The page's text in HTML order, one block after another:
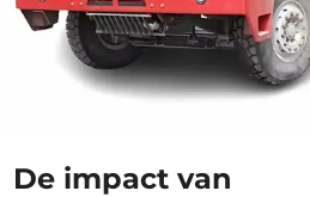
De impact van